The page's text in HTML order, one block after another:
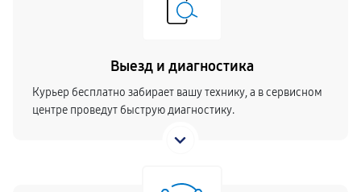
Выезд и диагностика
Курьер бесплатно забирает вашу технику, а в сервисном
центре проведут быструю диагностику.